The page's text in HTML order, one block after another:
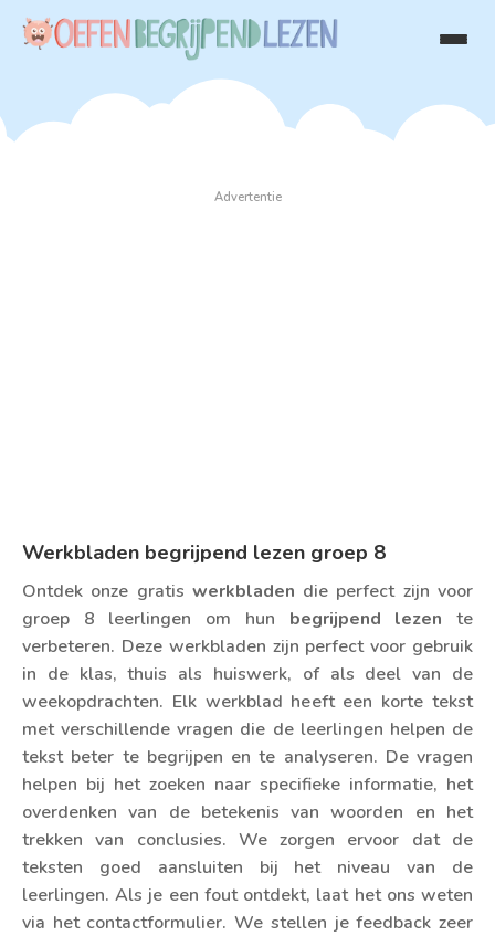
Advertentie
Werkbladen begrijpend lezen groep 8
Ontdek onze gratis werkbladen die perfect zijn voor
groep 8 leerlingen om hun begrijpend lezen te
verbeteren. Deze werkbladen zijn perfect voor gebruik
in de klas, thuis als huiswerk, of als deel van de
weekopdrachten. Elk werkblad heeft een korte tekst
met verschillende vragen die de leerlingen helpen de
tekst beter te begrijpen en te analyseren. De vragen
helpen bij het zoeken naar specifieke informatie, het
overdenken van de betekenis van woorden en het
trekken van conclusies. We zorgen ervoor dat de
teksten goed aansluiten bij het niveau van de
leerlingen. Als je een fout ontdekt, laat het ons weten
via het contactformulier. We stellen je feedback zeer